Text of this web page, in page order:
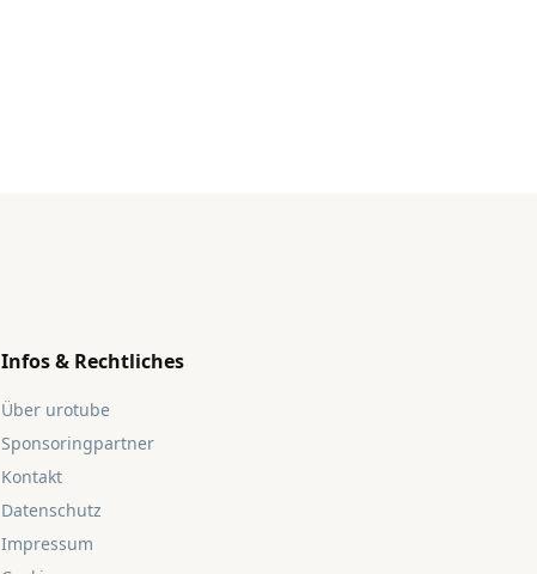
Infos & Rechtliches
Über urotube
Sponsoringpartner
Kontakt
Datenschutz
Impressum